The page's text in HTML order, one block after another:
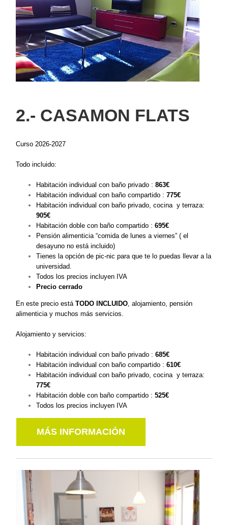
2.- CASAMON FLATS
Curso 2026-2027
Todo incluido:
Habitación individual con baño privado : 863€
Habitación individual con baño compartido : 775€
Habitación individual con baño privado, cocina y terraza:
905€
Habitación doble con baño compartido : 695€
Pensión alimenticia “comida de lunes a viernes” ( el
desayuno no está incluido)
Tienes la opción de pic-nic para que te lo puedas llevar a la
universidad.
Todos los precios incluyen IVA
Precio cerrado
En este precio está TODO INCLUIDO, alojamiento, pensión
alimenticia y muchos más servicios.
Alojamiento y servicios:
Habitación individual con baño privado : 685€
Habitación individual con baño compartido : 610€
Habitación individual con baño privado, cocina y terraza:
775€
Habitación doble con baño compartido : 525€
Todos los precios incluyen IVA
MÁS INFORMACIÓN